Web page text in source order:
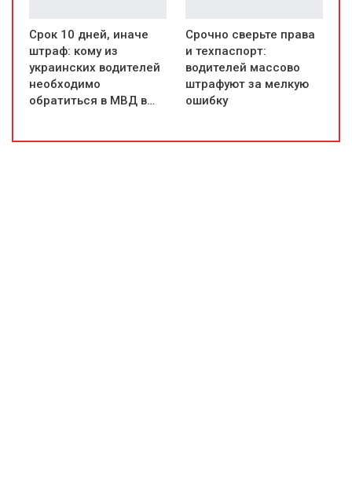
Срок 10 дней, иначе
штраф: кому из
украинских водителей
необходимо
обратиться в МВД в…
Срочно сверьте права
и техпаспорт:
водителей массово
штрафуют за мелкую
ошибку